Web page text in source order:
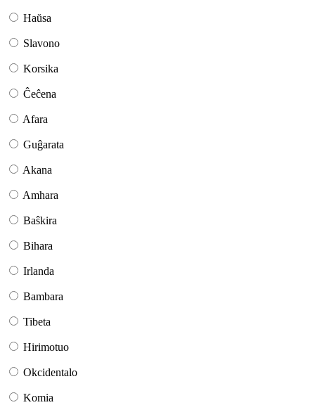
Haŭsa
Slavono
Korsika
Ĉeĉena
Afara
Guĝarata
Akana
Amhara
Baŝkira
Bihara
Irlanda
Bambara
Tibeta
Hirimotuo
Okcidentalo
Komia